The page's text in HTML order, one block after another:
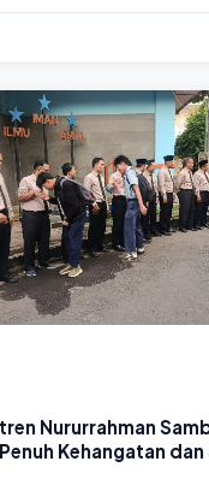
Nururrahman
Kehangatan